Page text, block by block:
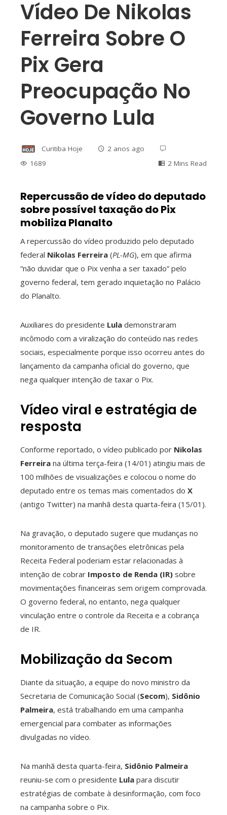
Vídeo De Nikolas
Ferreira Sobre O
Pix Gera
Preocupação No
Governo Lula
Curitiba Hoje
2 anos ago
1689
2 Mins Read
Repercussão de vídeo do deputado
sobre possível taxação do Pix
mobiliza Planalto
A repercussão do vídeo produzido pelo deputado
federal Nikolas Ferreira (PL-MG), em que afirma
“não duvidar que o Pix venha a ser taxado” pelo
governo federal, tem gerado inquietação no Palácio
do Planalto.
Auxiliares do presidente Lula demonstraram
incômodo com a viralização do conteúdo nas redes
sociais, especialmente porque isso ocorreu antes do
lançamento da campanha oficial do governo, que
nega qualquer intenção de taxar o Pix.
Vídeo viral e estratégia de
resposta
Conforme reportado, o vídeo publicado por Nikolas
Ferreira na última terça-feira (14/01) atingiu mais de
100 milhões de visualizações e colocou o nome do
deputado entre os temas mais comentados do X
(antigo Twitter) na manhã desta quarta-feira (15/01).
Na gravação, o deputado sugere que mudanças no
monitoramento de transações eletrônicas pela
Receita Federal poderiam estar relacionadas à
intenção de cobrar Imposto de Renda (IR) sobre
movimentações financeiras sem origem comprovada.
O governo federal, no entanto, nega qualquer
vinculação entre o controle da Receita e a cobrança
de IR.
Mobilização da Secom
Diante da situação, a equipe do novo ministro da
Secretaria de Comunicação Social (Secom), Sidônio
Palmeira, está trabalhando em uma campanha
emergencial para combater as informações
divulgadas no vídeo.
Na manhã desta quarta-feira, Sidônio Palmeira
reuniu-se com o presidente Lula para discutir
estratégias de combate à desinformação, com foco
na campanha sobre o Pix.